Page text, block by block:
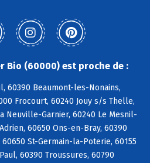
Bio (60000) est proche de :
60390 Beaumont-les-Nonains,
Frocourt, 60240 Jouy s/s Thelle,
Neuville-Garnier, 60240 Le Mesnil-
60650 Ons-en-Bray, 60390
St-Germain-la-Poterie, 60155
60390 Troussures, 60790